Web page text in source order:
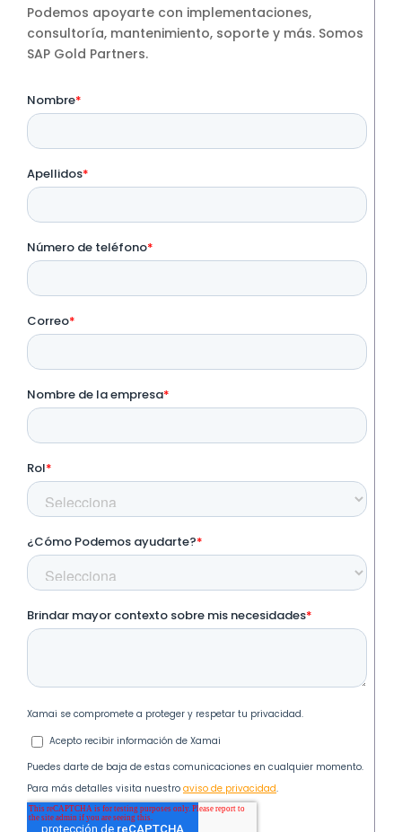
Podemos apoyarte con implementaciones,
consultoría, mantenimiento, soporte y más. Somos
SAP Gold Partners.